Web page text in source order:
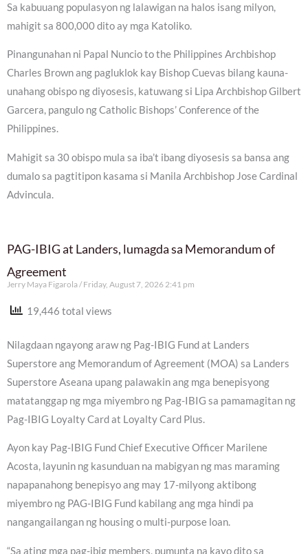
Sa kabuuang populasyon ng lalawigan na halos isang milyon,
mahigit sa 800,000 dito ay mga Katoliko.
Pinangunahan ni Papal Nuncio to the Philippines Archbishop
Charles Brown ang pagluklok kay Bishop Cuevas bilang kauna-
unahang obispo ng diyosesis, katuwang si Lipa Archbishop Gilbert
Garcera, pangulo ng Catholic Bishops’ Conference of the
Philippines.
Mahigit sa 30 obispo mula sa iba’t ibang diyosesis sa bansa ang
dumalo sa pagtitipon kasama si Manila Archbishop Jose Cardinal
Advincula.
PAG-IBIG at Landers, lumagda sa Memorandum of
Agreement
Jerry Maya Figarola Friday, August 7, 2026 2:41 pm
19,446 total views
Nilagdaan ngayong araw ng Pag-IBIG Fund at Landers
Superstore ang Memorandum of Agreement (MOA) sa Landers
Superstore Aseana upang palawakin ang mga benepisyong
matatanggap ng mga miyembro ng Pag-IBIG sa pamamagitan ng
Pag-IBIG Loyalty Card at Loyalty Card Plus.
Ayon kay Pag-IBIG Fund Chief Executive Officer Marilene
Acosta, layunin ng kasunduan na mabigyan ng mas maraming
napapanahong benepisyo ang may 17-milyong aktibong
miyembro ng PAG-IBIG Fund kabilang ang mga hindi pa
nangangailangan ng housing o multi-purpose loan.
“Sa ating mga pag-ibig members, pumunta na kayo dito sa